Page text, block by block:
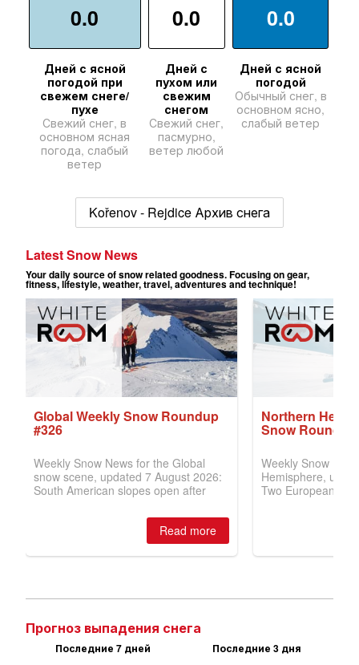
0.0
Дней с ясной
погодой при
свежем снеге/
пухе
Свежий снег, в
основном ясная
погода, слабый
ветер
0.0
Дней с
пухом или
свежим
снегом
Свежий снег,
пасмурно,
ветер любой
0.0
Дней с ясной
погодой
Обычный снег, в
основном ясно,
слабый ветер
Kořenov - Rejdice Архив снега
Прогноз выпадения снега
Последние 7 дней Последние 3 дня